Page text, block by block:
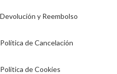
Devolución y Reembolso
Política de Cancelación
Politica de Cookies